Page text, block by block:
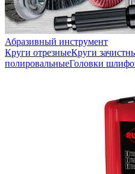
Абразивный инструмент
Круги отрезныеКруги
полировальныеГоловки